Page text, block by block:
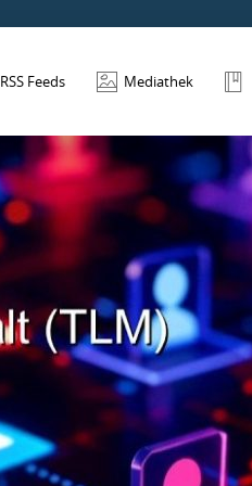
RSS Feeds Mediathek